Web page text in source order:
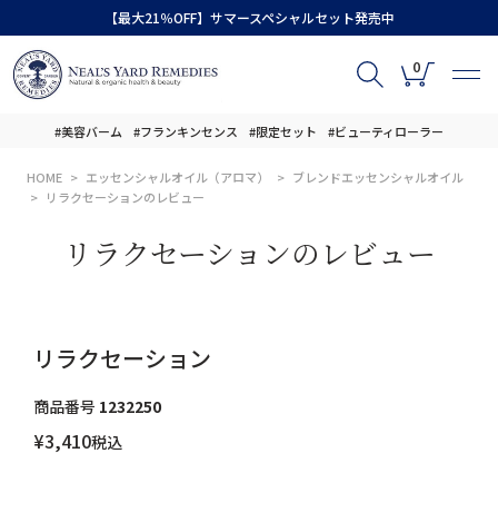
【最大21％OFF】サマースペシャルセット発売中
0
#美容バーム #フランキンセンス #限定セット #ビューティローラー
HOME エッセンシャルオイル（アロマ）
ブレンドエッセンシャルオイル
リラクセーションのレビュー
リラクセーションのレビュー
リラクセーション
商品番号 1232250
¥3,410税込